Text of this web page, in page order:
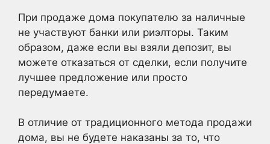
При продаже дома покупателю за наличные
не участвуют банки или риэлторы. Таким
образом, даже если вы взяли депозит, вы
можете отказаться от сделки, если получите
лучшее предложение или просто
передумаете.
В отличие от традиционного метода продажи
дома, вы не будете наказаны за то, что